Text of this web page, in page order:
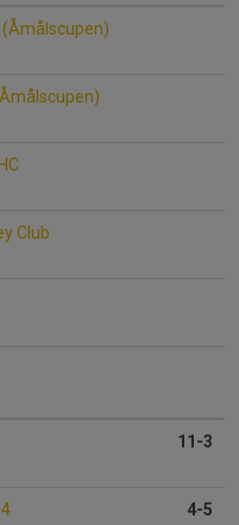
(Åmålscupen)
Club
11-3
4-5